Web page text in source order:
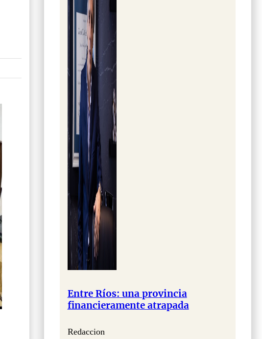
Entre Ríos: una provincia
financieramente atrapada
Redaccion